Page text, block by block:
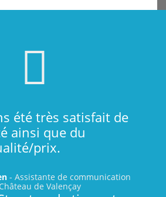
été très satisfait de
ainsi que du
prix.
- Assistante de communication
de Valençay